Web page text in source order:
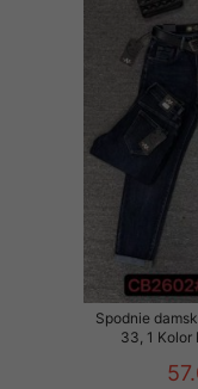
Spodnie
33, 1 Kolor